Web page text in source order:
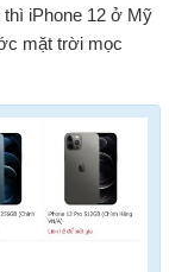
thì iPhone 12 ở Mỹ
mặt trời mọc